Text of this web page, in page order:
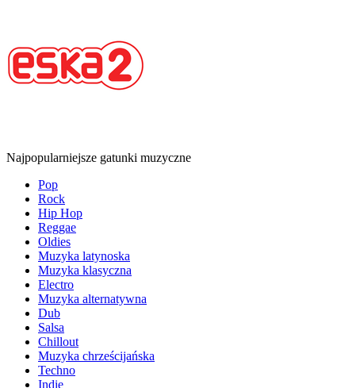
Najpopularniejsze gatunki muzyczne
Pop
Rock
Hip Hop
Reggae
Oldies
Muzyka latynoska
Muzyka klasyczna
Electro
Muzyka alternatywna
Dub
Salsa
Chillout
Muzyka chrześcijańska
Techno
Indie